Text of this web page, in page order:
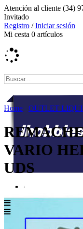
Atención al cliente (34)
Invitado
Registro /Iniciar sesión
Mi cesta 0 artículos
Home OUTLET
VARIO
UDS